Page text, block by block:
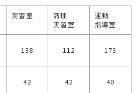
実習室
調理
実習室
運動
指導室
138 112 173
42 42 40